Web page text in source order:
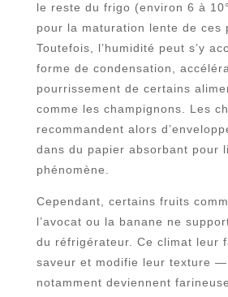
le reste du frigo (environ 6 à
pour la maturation lente de ces
Toutefois, l’humidité peut s’y
forme de condensation,
pourrissement de certains
comme les champignons. Les
recommandent alors
dans du papier absorbant pour
phénomène.
Cependant, certains fruits
l’avocat ou la banane ne
du réfrigérateur. Ce climat leur
saveur et modifie leur texture
notamment deviennent